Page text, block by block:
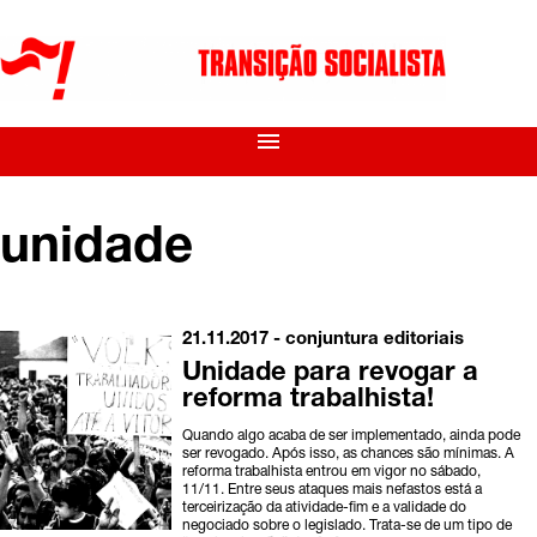
menu
unidade
21.11.2017 -conjuntura editoriais
Unidade para revogar a
reforma trabalhista!
Quando algo acaba de ser implementado, ainda pode
ser revogado. Após isso, as chances são mínimas. A
reforma trabalhista entrou em vigor no sábado,
11/11. Entre seus ataques mais nefastos está a
terceirização da atividade-fim e a validade do
negociado sobre o legislado. Trata-se de um tipo de